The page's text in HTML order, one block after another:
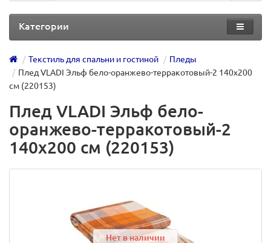
Категории
Текстиль для спальни и гостиной
Пледы
Плед VLADI Эльф бело-оранжево-терракотовый-2 140х200
см (220153)
Плед VLADI Эльф бело-
оранжево-терракотовый-2
140х200 см (220153)
Нет в наличии